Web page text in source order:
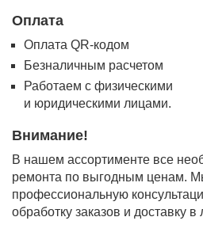
Оплата
Оплата QR-кодом
Безналичным расчетом
Работаем с физическими
и юридическими лицами.
Внимание!
В нашем ассортименте все
ремонта по выгодным ценам.
профессиональную
обработку заказов и доставку